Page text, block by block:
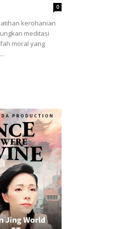
0
kerohanian
meditasi
moral yang